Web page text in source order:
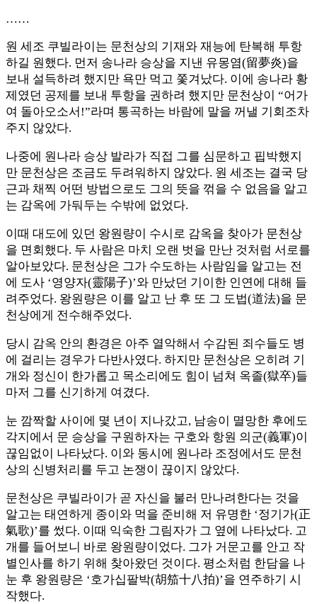
……
원 세조 쿠빌라이는 문천상의 기재와 재능에 탄복해 투항
하길 원했다. 먼저 송나라 승상을 지낸 유몽염(留夢炎)을
보내 설득하려 했지만 욕만 먹고 쫓겨났다. 이에 송나라 황
제였던 공제를 보내 투항을 권하려 했지만 문천상이 “어가
여 돌아오소서!”라며 통곡하는 바람에 말을 꺼낼 기회조차
주지 않았다.
나중에 원나라 승상 발라가 직접 그를 심문하고 핍박했지
만 문천상은 조금도 두려워하지 않았다. 원 세조는 결국 당
근과 채찍 어떤 방법으로도 그의 뜻을 꺾을 수 없음을 알고
는 감옥에 가둬두는 수밖에 없었다.
이때 대도에 있던 왕원량이 수시로 감옥을 찾아가 문천상
을 면회했다. 두 사람은 마치 오랜 벗을 만난 것처럼 서로를
알아보았다. 문천상은 그가 수도하는 사람임을 알고는 전
에 도사 ‘영양자(靈陽子)’와 만났던 기이한 인연에 대해 들
려주었다. 왕원량은 이를 알고 난 후 또 그 도법(道法)을 문
천상에게 전수해주었다.
당시 감옥 안의 환경은 아주 열악해서 수감된 죄수들도 병
에 걸리는 경우가 다반사였다. 하지만 문천상은 오히려 기
개와 정신이 한가롭고 목소리에도 힘이 넘쳐 옥졸(獄卒)들
마저 그를 신기하게 여겼다.
눈 깜짝할 사이에 몇 년이 지나갔고, 남송이 멸망한 후에도
각지에서 문 승상을 구원하자는 구호와 항원 의군(義軍)이
끊임없이 나타났다. 이와 동시에 원나라 조정에서도 문천
상의 신병처리를 두고 논쟁이 끊이지 않았다.
문천상은 쿠빌라이가 곧 자신을 불러 만나려한다는 것을
알고는 태연하게 종이와 먹을 준비해 저 유명한 ‘정기가(正
氣歌)’를 썼다. 이때 익숙한 그림자가 그 옆에 나타났다. 고
개를 들어보니 바로 왕원량이었다. 그가 거문고를 안고 작
별인사를 하기 위해 찾아왔던 것이다. 평소처럼 한담을 나
눈 후 왕원량은 ‘호가십팔박(胡笳十八拍)’을 연주하기 시
작했다.